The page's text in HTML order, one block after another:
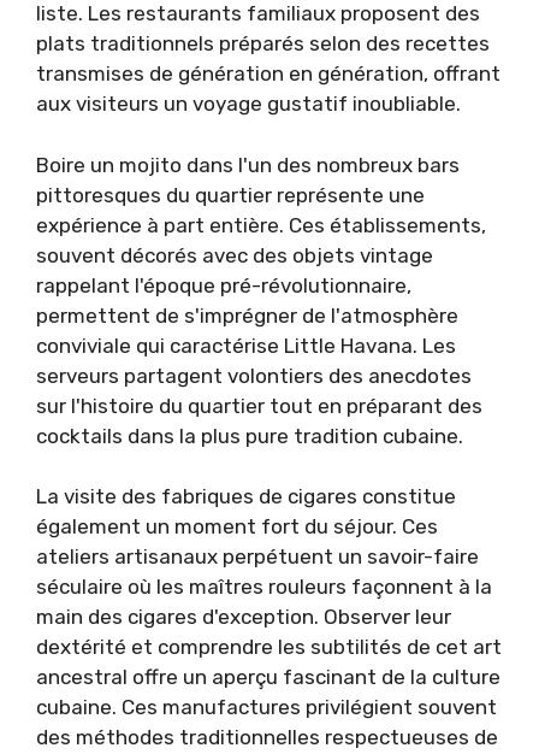
liste. Les restaurants familiaux proposent des
plats traditionnels préparés selon des recettes
transmises de génération en génération, offrant
aux visiteurs un voyage gustatif inoubliable.
Boire un mojito dans l'un des nombreux bars
pittoresques du quartier représente une
expérience à part entière. Ces établissements,
souvent décorés avec des objets vintage
rappelant l'époque pré-révolutionnaire,
permettent de s'imprégner de l'atmosphère
conviviale qui caractérise Little Havana. Les
serveurs partagent volontiers des anecdotes
sur l'histoire du quartier tout en préparant des
cocktails dans la plus pure tradition cubaine.
La visite des fabriques de cigares constitue
également un moment fort du séjour. Ces
ateliers artisanaux perpétuent un savoir-faire
séculaire où les maîtres rouleurs façonnent à la
main des cigares d'exception. Observer leur
dextérité et comprendre les subtilités de cet art
ancestral offre un aperçu fascinant de la culture
cubaine. Ces manufactures privilégient souvent
des méthodes traditionnelles respectueuses de